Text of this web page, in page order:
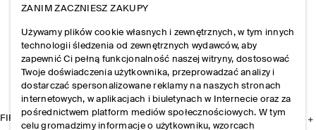
FIRMA
ZANIM ZACZNIESZ ZAKUPY
Używamy plików cookie własnych i zewnętrznych, w tym innych
technologii śledzenia od zewnętrznych wydawców, aby
zapewnić Ci pełną funkcjonalność naszej witryny, dostosować
Twoje doświadczenia użytkownika, przeprowadzać analizy i
dostarczać spersonalizowane reklamy na naszych stronach
internetowych, w aplikacjach i biuletynach w Internecie oraz za
pośrednictwem platform mediów społecznościowych. W tym
celu gromadzimy informacje o użytkowniku, wzorcach